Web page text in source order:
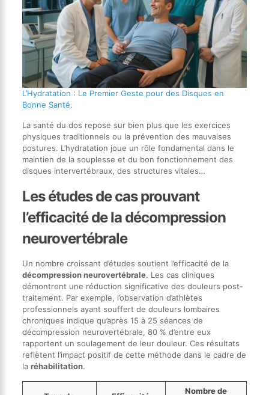
L’Hydratation : Le Premier Geste pour des Disques en
Bonne Santé.
La santé du dos repose sur bien plus que les exercices
physiques traditionnels ou la prévention des mauvaises
postures. L’hydratation joue un rôle fondamental dans le
maintien de la souplesse et du bon fonctionnement des
disques intervertébraux, des structures vitales…
Les études de cas prouvant
l’efficacité de la décompression
neurovertébrale
Un nombre croissant d’études soutient l’efficacité de la
décompression neurovertébrale. Les cas cliniques
démontrent une réduction significative des douleurs post-
traitement. Par exemple, l’observation d’athlètes
professionnels ayant souffert de douleurs lombaires
chroniques indique qu’après 15 à 25 séances de
décompression neurovertébrale, 80 % d’entre eux
rapportent un soulagement de leur douleur. Ces résultats
reflètent l’impact positif de cette méthode dans le cadre de
la réhabilitation.
Nombre de